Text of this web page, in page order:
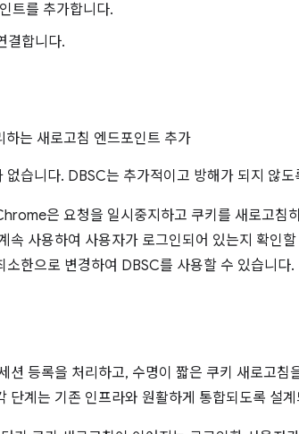
트를 추가합니다.
결합니다.
는 새로고침 엔드포인트 추가
습니다. DBSC는 추가적이고 방해가 되지 않
은 요청을 일시중지하고 쿠키를 새로고침
속 사용하여 사용자가 로그인되어 있는지 확인
한으로 변경하여 DBSC를 사용할 수 있습니다.
션 등록을 처리하고, 수명이 짧은 쿠키 새로고침
단계는 기존 인프라와 원활하게 통합되도록 설